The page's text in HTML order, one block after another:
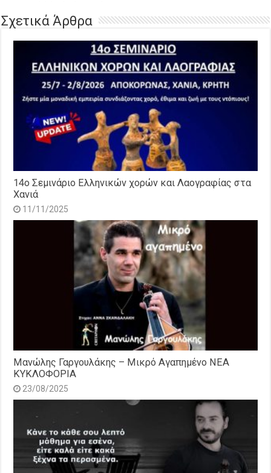
Σχετικά Άρθρα
14o Σεμινάριο Ελληνικών χορών και Λαογραφίας στα
Χανιά
11/11/2025
Μανώλης Γαργουλάκης – Μικρό Αγαπημένο NEΑ
ΚΥΚΛΟΦΟΡΙΑ
23/08/2025